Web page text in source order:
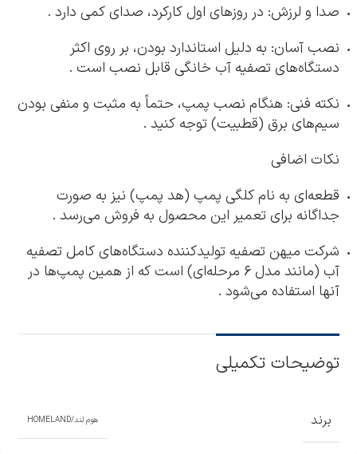
صدا و لرزش: در روزهای اول کارکرد، صدای کمی دارد .
نصب آسان: به دلیل استاندارد بودن، بر روی اکثر
دستگاه‌های تصفیه آب خانگی قابل نصب است .
نکته فنی: هنگام نصب پمپ، حتماً به مثبت و منفی بودن
سیم‌های برق (قطبیت) توجه کنید .
نکات اضافی
قطعه‌ای به نام کلگی پمپ (هد پمپ) نیز به صورت
جداگانه برای تعمیر این محصول به فروش می‌رسد .
شرکت میهن تصفیه تولیدکننده دستگاه‌های کامل تصفیه
آب (مانند مدل ۶ مرحله‌ای) است که از همین پمپ‌ها در
آنها استفاده می‌شود .
توضیحات تکمیلی
برند هوم لند/HOMELAND